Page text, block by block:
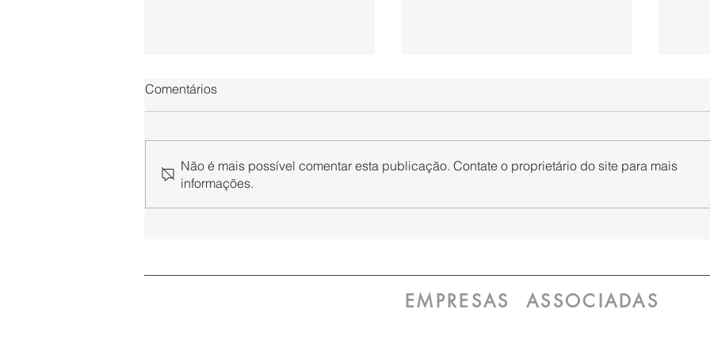
SINPAPEL ingressa com
O SINPAPEL ingressará com
das empresas representadas
Comentários
Não é mais possível comentar esta publicação. Contate o proprietário do site para mais
informações.
EMPRESAS ASSOCIADAS